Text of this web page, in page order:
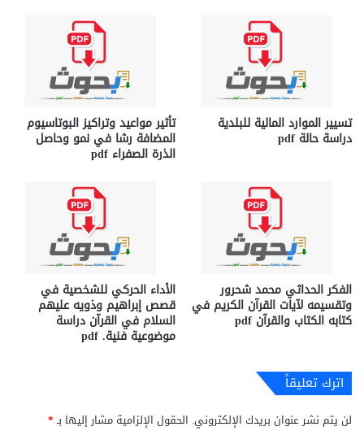
تسيير الموارد المالية للبلدية
دراسة حالة pdf
تأثير مواعيد وتراكيز البوتاسيوم
المضافة رشا في نمو وحاصل
الذرة الصفراء pdf
الفكر الحداثي محمد شحرور
وتقسيمه لآيات القرآن الكريم في
كتابه الكتاب والقرآن pdf
الأداء الحركي للشخصية في
قصص إبراهيم وذويه عليهم
السلام في القرآن دراسة
موضوعية فنية. pdf
اترك تعليقاً
لن يتم نشر عنوان بريدك الإلكتروني. الحقول الإلزامية مشار إليها بـ*